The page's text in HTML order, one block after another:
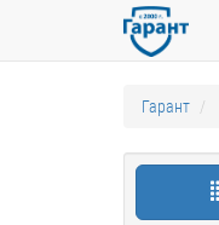
Гарант